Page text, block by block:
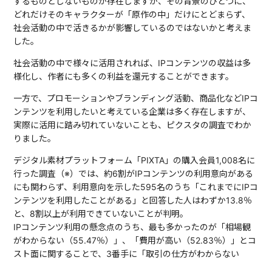
どれだけそのキャラクターが「原作の中」だけにとどまらず、
社会活動の中で活きるかが影響しているのではないかと考えま
した。
社会活動の中で様々に活用されれば、IPコンテンツの収益は多
様化し、作者にも多くの利益を還元することができます。
一方で、プロモーションやブランディング活動、商品化などIPコ
ンテンツを利用したいと考えている企業は多く存在しますが、
実際に活用に踏み切れていないことも、ピクスタの調査でわか
りました。
デジタル素材プラットフォーム「PIXTA」の購入会員1,008名に
行った調査（※）では、約6割がIPコンテンツの利用意向がある
にも関わらず、利用意向を示した595名のうち「これまでにIPコ
ンテンツを利用したことがある」と回答した人はわずか13.8％
と、8割以上が利用できていないことが判明。
IPコンテンツ利用の懸念点のうち、最も多かったのが「相場観
がわからない（55.47％）」、「費用が高い（52.83％）」とコ
スト面に関することで、3番手に「取引の仕方がわからない